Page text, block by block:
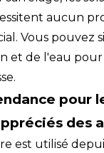
aucun
Vous pouvez
et de l'eau
pour
des
est utilisé